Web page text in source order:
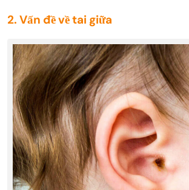
2. Vấn đề về tai giữa